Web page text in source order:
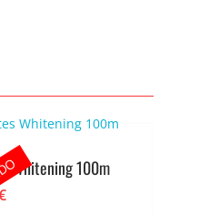
Whitening 100m